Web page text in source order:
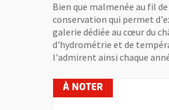
Bien que malmenée au fil
conservation qui permet
galerie dédiée au cœur du
d'hydrométrie et de
l'admirent ainsi chaque